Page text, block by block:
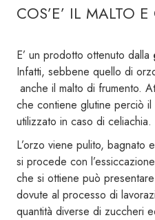
COS’E’ IL MALTO
E’ un prodotto ottenuto dalla
Infatti, sebbene quello di
anche il malto di frumento.
che contiene glutine perciò
utilizzato in caso di celiachia.
L’orzo viene pulito, bagnato
si procede con
che si ottiene può
dovute al processo di
quantità diverse di zuccheri